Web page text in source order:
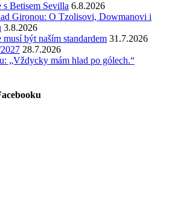
s Betisem Sevilla 6.8.2026
Gironou: O Tzolisovi, Dowmanovi i
3.8.2026
být naším standardem 31.7.2026
28.7.2026
„Vždycky mám hlad po gólech.“